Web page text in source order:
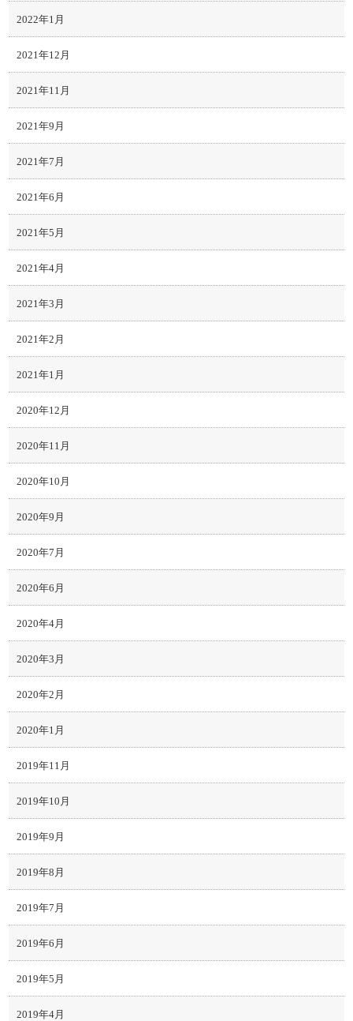
2022年1月
2021年12月
2021年11月
2021年9月
2021年7月
2021年6月
2021年5月
2021年4月
2021年3月
2021年2月
2021年1月
2020年12月
2020年11月
2020年10月
2020年9月
2020年7月
2020年6月
2020年4月
2020年3月
2020年2月
2020年1月
2019年11月
2019年10月
2019年9月
2019年8月
2019年7月
2019年6月
2019年5月
2019年4月